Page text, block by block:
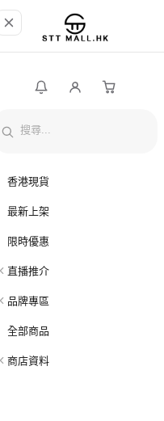
香港現貨
最新上架
限時優惠
直播推介
品牌專區
全部商品
商店資料